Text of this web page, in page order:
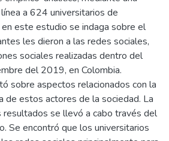
a 624 universitarios de
en este estudio se indaga sobre el
les dieron a las redes sociales,
sociales realizadas dentro del
del 2019, en Colombia.
sobre aspectos relacionados con la
de estos actores de la sociedad. La
resultados se llevó a cabo través del
Se encontró que los universitarios